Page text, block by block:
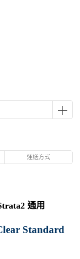
運送方式
通用
Standard